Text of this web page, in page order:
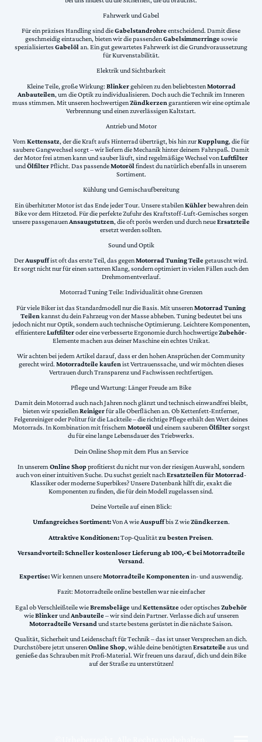
Fahrwerk und Gabel
Für ein präzises Handling sind dieGabelstandrohreentscheidend. Damit diese
geschmeidig eintauchen, bieten wir die passendenGabelsimmerringesowie
spezialisiertesGabelölan. Ein gut gewartetes Fahrwerk ist die Grundvoraussetzung
für Kurvenstabilität.
Elektrik und Sichtbarkeit
Kleine Teile, große Wirkung: Blinkergehören zu den beliebtestenMotorrad
Anbauteilen, um die Optik zu individualisieren. Doch auch die Technik im Inneren
muss stimmen. Mit unseren hochwertigenZündkerzen garantieren wir eine optimale
Verbrennung und einen zuverlässigen Kaltstart.
Antrieb und Motor
VomKettensatz, der die Kraft aufs Hinterrad überträgt, bis hin zurKupplung, die für
saubere Gangwechsel sorgt – wir liefern die Mechanik hinter deinem Fahrspaß. Damit
der Motor frei atmen kann und sauber läuft, sind regelmäßige Wechsel vonLuftfilter
undÖlfilterPflicht. Das passendeMotorölfindest du natürlich ebenfalls in unserem
Sortiment.
Kühlung und Gemischaufbereitung
Ein überhitzter Motor ist das Ende jeder Tour. Unsere stabilenKühlerbewahren dein
Bike vor dem Hitzetod. Für die perfekte Zufuhr des Kraftstoff-Luft-Gemisches sorgen
unsere passgenauenAnsaugstutzen, die oft porös werden und durch neueErsatzteile
ersetzt werden sollten.
Sound und Optik
DerAuspuffist oft das erste Teil, das gegenMotorrad Tuning Teilegetauscht wird.
Er sorgt nicht nur für einen satteren Klang, sondern optimiert in vielen Fällen auch den
Drehmomentverlauf.
Motorrad Tuning Teile: Individualität ohne Grenzen
Für viele Biker ist das Standardmodell nur die Basis. Mit unserenMotorrad Tuning
Teilen kannst du dein Fahrzeug von der Masse abheben. Tuning bedeutet bei uns
jedoch nicht nur Optik, sondern auch technische Optimierung. Leichtere Komponenten,
effizientereLuftfilteroder eine verbesserte Ergonomie durch hochwertigeZubehör-
Elemente machen aus deiner Maschine ein echtes Unikat.
Wir achten bei jedem Artikel darauf, dass er den hohen Ansprüchen der Community
gerecht wird. Motorradteile kaufen ist Vertrauenssache, und wir möchten dieses
Vertrauen durch Transparenz und Fachwissen rechtfertigen.
Pflege und Wartung: Länger Freude am Bike
Damit dein Motorrad auch nach Jahren noch glänzt und technisch einwandfrei bleibt,
bieten wir speziellenReinigerfür alle Oberflächen an. Ob Kettenfett-Entferner,
Felgenreiniger oder Politur für die Lackteile – die richtige Pflege erhält den Wert deines
Motorrads. In Kombination mit frischemMotorölund einem sauberenÖlfiltersorgst
du für eine lange Lebensdauer des Triebwerks.
Dein Online Shop mit dem Plus an Service
In unserem Online Shopprofitierst du nicht nur von der riesigen Auswahl, sondern
auch von einer intuitiven Suche. Du suchst gezielt nachErsatzteilen für Motorrad-
Klassiker oder moderne Superbikes? Unsere Datenbank hilft dir, exakt die
Komponenten zu finden, die für dein Modell zugelassen sind.
Deine Vorteile auf einen Blick:
Umfangreiches Sortiment:Von A wieAuspuffbis Z wieZündkerzen.
Attraktive Konditionen:Top-Qualitätzu besten Preisen.
Versandvorteil:Schneller kostenloser Lieferung ab 100,-€ bei Motorradteile
Versand.
Expertise:Wir kennen unsereMotorradteile Komponentenin- und auswendig.
Fazit: Motorradteile online bestellen war nie einfacher
Egal ob Verschleißteile wieBremsbelägeundKettensätzeoder optischesZubehör
wieBlinkerundAnbauteile– wir sind dein Partner. Verlasse dich auf unseren
Motorradteile Versand und starte bestens gerüstet in die nächste Saison.
Qualität, Sicherheit und Leidenschaft für Technik – das ist unser Versprechen an dich.
Durchstöbere jetzt unserenOnline Shop, wähle deine benötigtenErsatzteileaus und
genieße das Schrauben mit Profi-Material. Wir freuen uns darauf, dich und dein Bike
auf der Straße zu unterstützen!